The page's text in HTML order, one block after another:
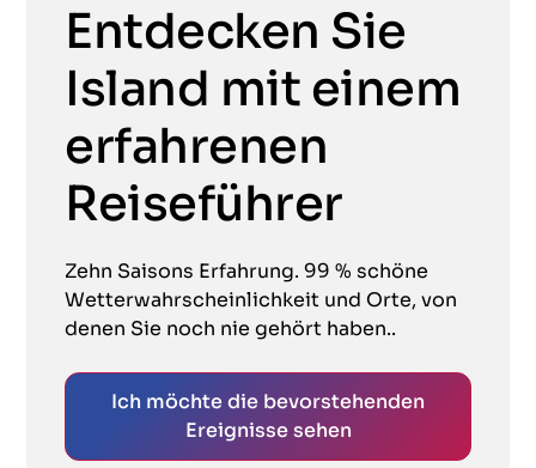
Entdecken Sie
Island mit einem
erfahrenen
Reiseführer
Zehn Saisons Erfahrung. 99 % schöne
Wetterwahrscheinlichkeit und Orte, von
denen Sie noch nie gehört haben..
Ich möchte die bevorstehenden
Ereignisse sehen